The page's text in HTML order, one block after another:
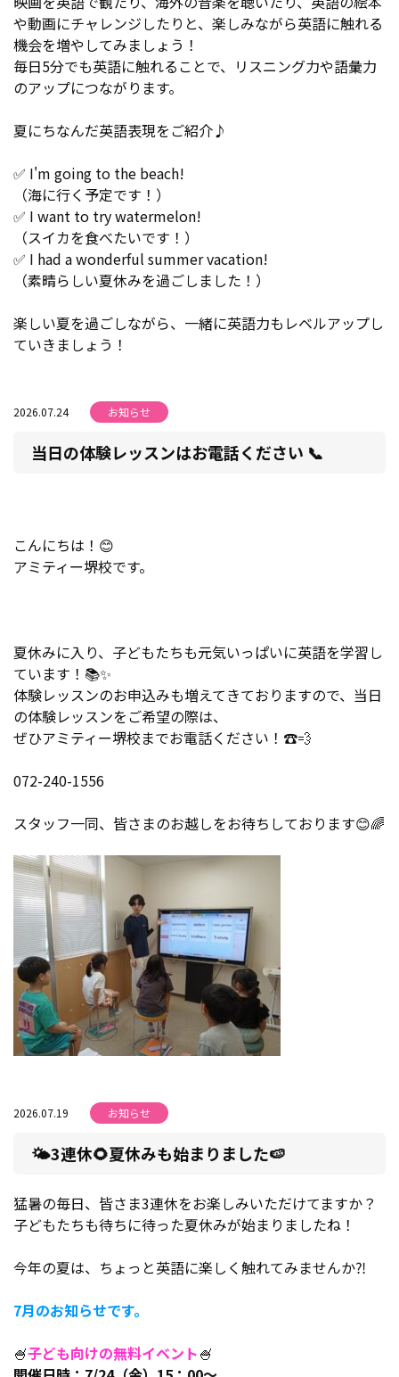
や動画にチャレンジしたりと、楽しみながら英語に触れる
機会を増やしてみましょう！
毎日5分でも英語に触れることで、リスニング力や語彙力
のアップにつながります。
夏にちなんだ英語表現をご紹介♪
✅ I'm going to the beach!
（海に行く予定です！）
✅ I want to try watermelon!
（スイカを食べたいです！）
✅ I had a wonderful summer vacation!
（素晴らしい夏休みを過ごしました！）
楽しい夏を過ごしながら、一緒に英語力もレベルアップし
ていきましょう！
2026.07.24 お知らせ
当日の体験レッスンはお電話ください 📞
こんにちは！😊
アミティー堺校です。
夏休みに入り、子どもたちも元気いっぱいに英語を学習し
ています！📚✨
体験レッスンのお申込みも増えてきておりますので、当日
の体験レッスンをご希望の際は、
ぜひアミティー堺校までお電話ください！☎️💨
072-240-1556
スタッフ一同、皆さまのお越しをお待ちしております😊🌈
2026.07.19 お知らせ
🌤3連休🌻夏休みも始まりました🍉
猛暑の毎日、皆さま3連休をお楽しみいただけてますか？
子どもたちも待ちに待った夏休みが始まりましたね！
今年の夏は、ちょっと英語に楽しく触れてみませんか⁈
7月のお知らせです。
🍧子ども向けの無料イベント🍧